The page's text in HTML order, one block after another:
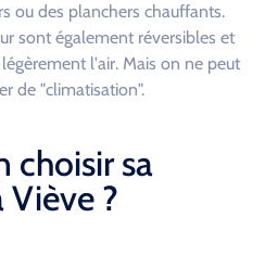
ou des planchers chauffants.
sont également réversibles et
l'air. Mais on ne peut
de "climatisation".
choisir sa
?